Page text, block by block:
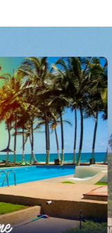
Région Maritime
Superficie :
km2
Population :
Chef-lieu :
Lomé
Nombre de ville :
Nombre de site :